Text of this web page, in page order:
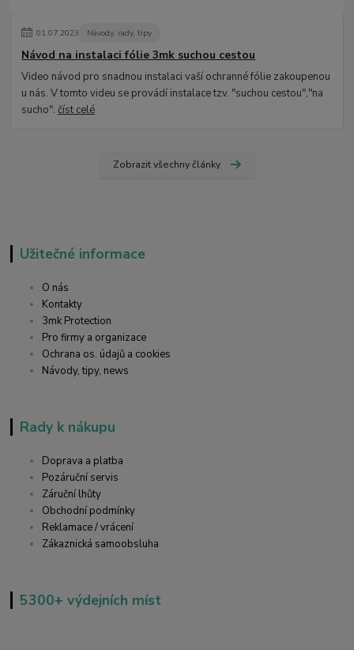
01.07.2023 Návody, rady, tipy
Návod na instalaci fólie 3mk suchou cestou
Video návod pro snadnou instalaci vaší ochranné fólie zakoupenou
u nás. V tomto videu se provádí instalace tzv. "suchou cestou","na
sucho".číst celé
Zobrazit všechny články
Užitečné informace
O nás
Kontakty
3mk Protection
Pro firmy a organizace
Ochrana os. údajů a cookies
Návody, tipy, news
Rady k nákupu
Doprava a platba
Pozáruční servis
Záruční lhůty
Obchodní podmínky
Reklamace / vrácení
Zákaznická samoobsluha
5300+ výdejních míst